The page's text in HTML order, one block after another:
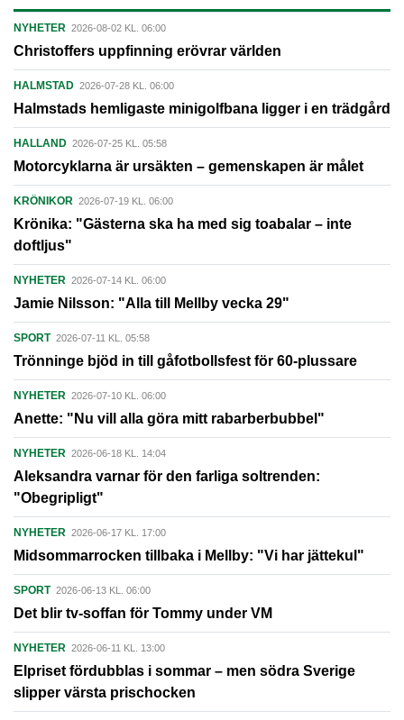
NYHETER 2026-08-02 KL. 06:00
Christoffers uppfinning erövrar världen
HALMSTAD 2026-07-28 KL. 06:00
Halmstads hemligaste minigolfbana ligger i en trädgård
HALLAND 2026-07-25 KL. 05:58
Motorcyklarna är ursäkten – gemenskapen är målet
KRÖNIKOR 2026-07-19 KL. 06:00
Krönika: "Gästerna ska ha med sig toabalar – inte
doftljus"
NYHETER 2026-07-14 KL. 06:00
Jamie Nilsson: "Alla till Mellby vecka 29"
SPORT 2026-07-11 KL. 05:58
Trönninge bjöd in till gåfotbollsfest för 60-plussare
NYHETER 2026-07-10 KL. 06:00
Anette: "Nu vill alla göra mitt rabarberbubbel"
NYHETER 2026-06-18 KL. 14:04
Aleksandra varnar för den farliga soltrenden:
"Obegripligt"
NYHETER 2026-06-17 KL. 17:00
Midsommarrocken tillbaka i Mellby: "Vi har jättekul"
SPORT 2026-06-13 KL. 06:00
Det blir tv-soffan för Tommy under VM
NYHETER 2026-06-11 KL. 13:00
Elpriset fördubblas i sommar – men södra Sverige
slipper värsta prischocken